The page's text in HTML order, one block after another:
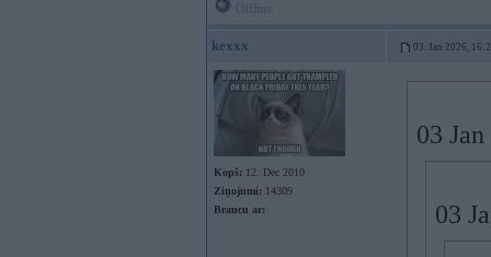
kexxx 03. Jan 2026,
Kopš: 12. Dec 2010
Ziņojumi: 14309
Braucu ar:
03
03